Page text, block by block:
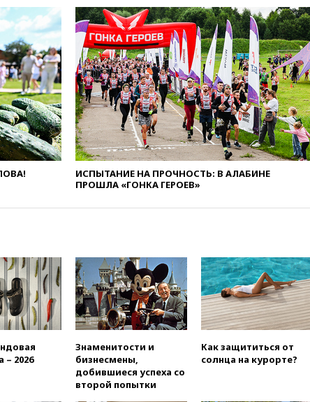
рекомендовать не посещать
Армению
вчера, 20:35ПВО за день
сбила еще 281 украинский
беспилотник над Россией
вчера, 20:27Ямпольская
призвала оптимизировать
олимпиады для поступления в
вузы
вчера, 20:15 Минтранс
предложил оплачивать
защиту дорог от БПЛА из
средств на ремонт
вчера, 20:00Зеленский 8
вчера, 19:58В Госдуму будет
внесен законопроект об
отмене ЕГЭ
вчера, 19:50Аэропорты Сочи и
Ярославля приостановили
работу
вчера, 19:35 WP: Трамп
призвал доноров-
республиканцев поддержать
ИСПЫТАНИЕ НА ПРОЧНОСТЬ: В АЛАБИНЕ
ПРОШЛА «ГОНКА ГЕРОЕВ»
– 2026
Знаменитости и
бизнесмены,
добившиеся успеха со
второй попытки
Как защититься от
солнца на курорте?